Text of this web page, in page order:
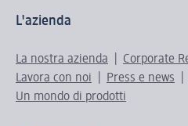
L'azienda
La nostra azienda
Corporate
Lavora con noi
Press e news
Un mondo di prodotti